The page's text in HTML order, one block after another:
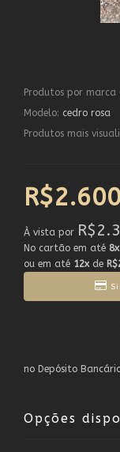
Produtos por marca
Modelo: cedro rosa
Produtos mais
À vista por
No cartão em até 8x
ou em até 12xde
no Depósito
Opções